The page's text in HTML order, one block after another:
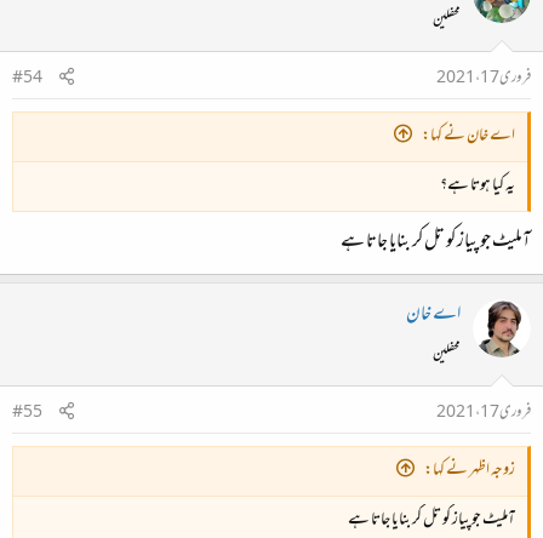
محفلین
فروری 17، 2021
#54
اے خان نے کہا:
یہ کیا ہوتا ہے؟
آملیٹ جو پیاز کو تل کر بنایا جاتا ہے
اے خان
محفلین
فروری 17، 2021
#55
زوجہ اظہر نے کہا:
آملیٹ جو پیاز کو تل کر بنایا جاتا ہے